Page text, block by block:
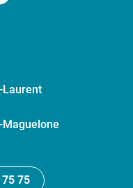
Laurent
75